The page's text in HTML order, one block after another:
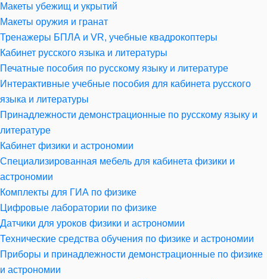
Макеты убежищ и укрытий
Макеты оружия и гранат
Тренажеры БПЛА и VR, учебные квадрокоптеры
Кабинет русского языка и литературы
Печатные пособия по русскому языку и литературе
Интерактивные учебные пособия для кабинета русского
языка и литературы
Принадлежности демонстрационные по русскому языку и
литературе
Кабинет физики и астрономии
Специализированная мебель для кабинета физики и
астрономии
Комплекты для ГИА по физике
Цифровые лаборатории по физике
Датчики для уроков физики и астрономии
Технические средства обучения по физике и астрономии
Приборы и принадлежности демонстрационные по физике
и астрономии